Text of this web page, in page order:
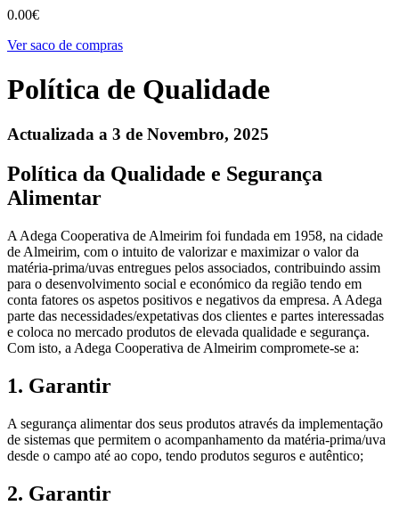
0.00€
Ver saco de compras
Política de Qualidade
Actualizada a 3 de Novembro, 2025
Política da Qualidade e Segurança
Alimentar
A Adega Cooperativa de Almeirim foi fundada em 1958, na cidade
de Almeirim, com o intuito de valorizar e maximizar o valor da
matéria-prima/uvas entregues pelos associados, contribuindo assim
para o desenvolvimento social e económico da região tendo em
conta fatores os aspetos positivos e negativos da empresa. A Adega
parte das necessidades/expetativas dos clientes e partes interessadas
e coloca no mercado produtos de elevada qualidade e segurança.
Com isto, a Adega Cooperativa de Almeirim compromete-se a:
1. Garantir
A segurança alimentar dos seus produtos através da implementação
de sistemas que permitem o acompanhamento da matéria-prima/uva
desde o campo até ao copo, tendo produtos seguros e autêntico;
2. Garantir